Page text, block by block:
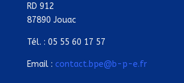
RD 912
87890 Jouac
Tél. : 05 55 60 17 57
Email : contact.bpe@b-p-e.fr